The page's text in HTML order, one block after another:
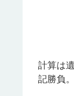
計算は
記勝負。